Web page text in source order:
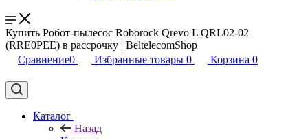
Купить Робот-пылесос Roborock Qrevo L QRL02-02
(RRE0PEE) в рассрочку | BeltelecomShop
Сравнение0 Избранные товары 0 Корзина 0
Каталог
Назад